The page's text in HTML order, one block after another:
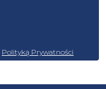
Polityką Prywatności